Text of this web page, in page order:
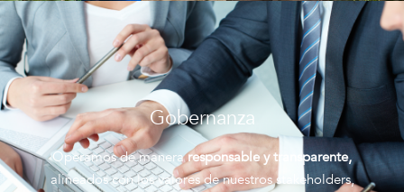
Gobernanza
Operamos de maneraresponsable y transparente,
alineados con los valores de nuestros stakeholders,